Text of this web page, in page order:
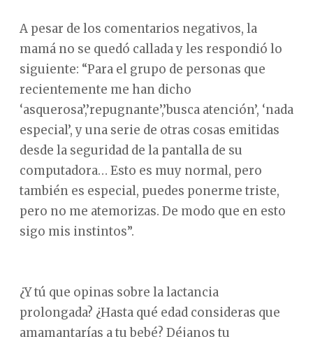
A pesar de los comentarios negativos, la
mamá no se quedó callada y les respondió lo
siguiente: “Para el grupo de personas que
recientemente me han dicho
‘asquerosa’,’repugnante’,’busca atención’, ‘nada
especial’, y una serie de otras cosas emitidas
desde la seguridad de la pantalla de su
computadora… Esto es muy normal, pero
también es especial, puedes ponerme triste,
pero no me atemorizas. De modo que en esto
sigo mis instintos”.
¿Y tú que opinas sobre la lactancia
prolongada? ¿Hasta qué edad consideras que
amamantarías a tu bebé? Déjanos tu